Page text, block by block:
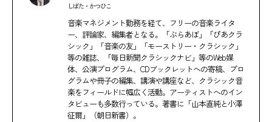
しばた・かつひこ
音楽マネジメント勤務を経て、フリーの音楽ライタ
ー、評論家、編集者となる。「ぶらあぼ」「ぴあクラ
シック」「音楽の友」「モーストリー・クラシック」
等の雑誌、「毎日新聞クラシックナビ」等のWeb媒
体、公演プログラム、CDブックレットへの寄稿、プロ
グラムや冊子の編集、講演や講座など、クラシック音
楽をフィールドに幅広く活動。アーティストへのイン
タビューも多数行っている。著書に「山本直純と小澤
征爾」（朝日新書）。